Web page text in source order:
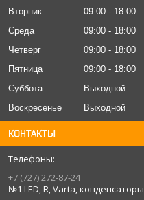
Вторник
09:00
18:00
Среда
09:00
18:00
Четверг
09:00
18:00
Пятница
09:00
18:00
Суббота
Выходной
Воскресенье
Выходной
КОНТАКТЫ
+7 (727) 272-87-24
№1 LED, R, Varta, конденсаторы